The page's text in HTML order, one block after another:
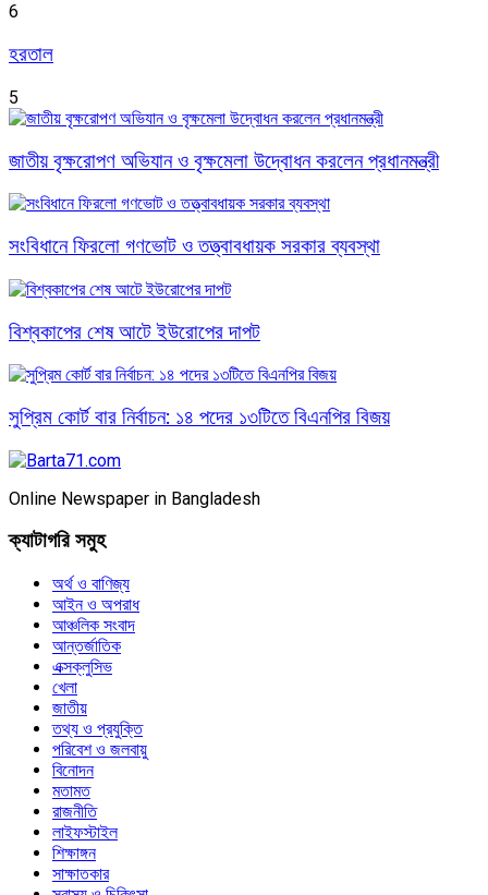
6
হরতাল
5
জাতীয় বৃক্ষরোপণ অভিযান ও বৃক্ষমেলা উদ্বোধন করলেন প্রধানমন্ত্রী
সংবিধানে ফিরলো গণভোট ও তত্ত্বাবধায়ক সরকার ব্যবস্থা
বিশ্বকাপের শেষ আটে ইউরোপের দাপট
সুপ্রিম কোর্ট বার নির্বাচন: ১৪ পদের ১৩টিতে বিএনপির বিজয়
Online Newspaper in Bangladesh
ক্যাটাগরি সমুহ
অর্থ ও বাণিজ্য
আইন ও অপরাধ
আঞ্চলিক সংবাদ
আন্তর্জাতিক
এক্সক্লুসিভ
খেলা
জাতীয়
তথ্য ও প্রযুক্তি
পরিবেশ ও জলবায়ু
বিনোদন
মতামত
রাজনীতি
লাইফস্টাইল
শিক্ষাঙ্গন
সাক্ষাতকার